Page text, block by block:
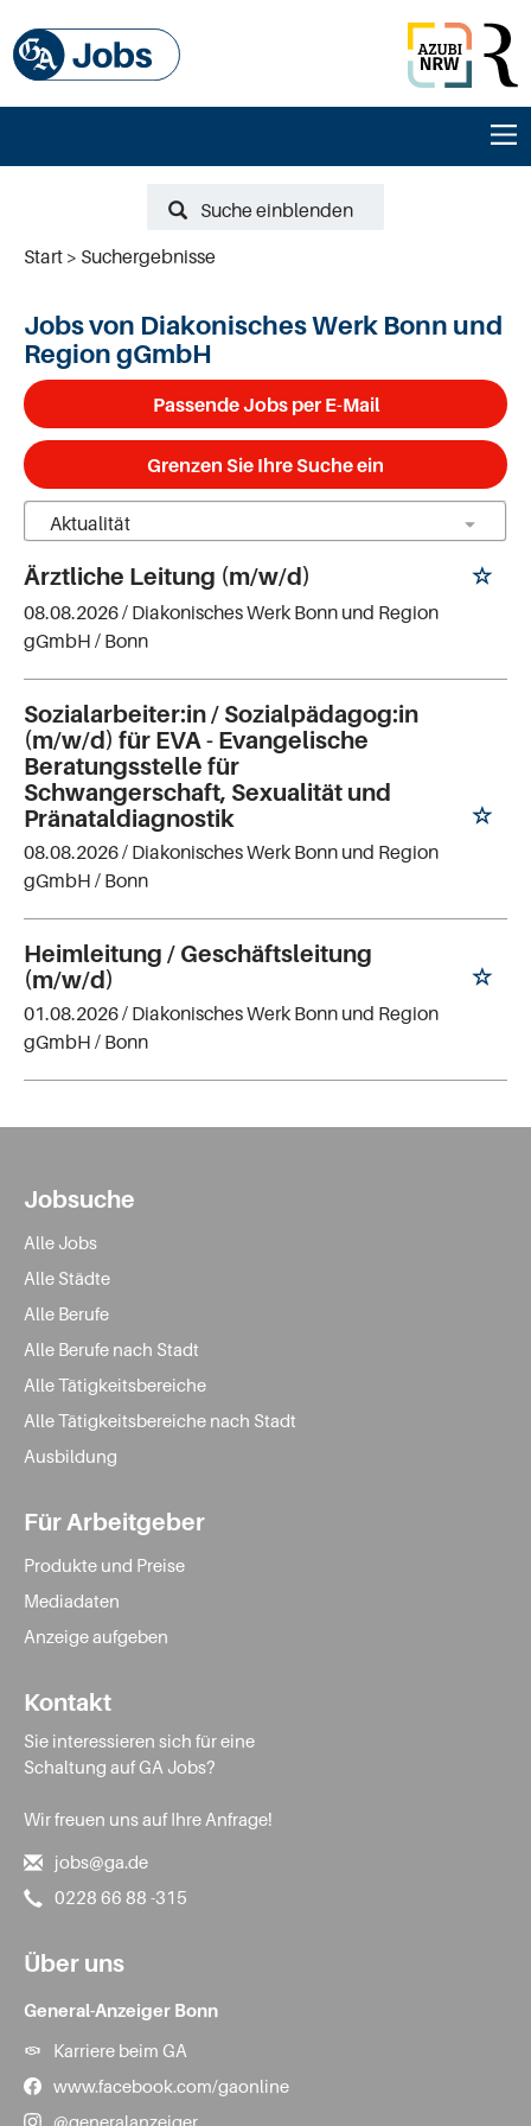
Suche einblenden
Start
Suchergebnisse
Jobs von Diakonisches Werk Bonn und
Region gGmbH
Passende Jobs per E-Mail
Grenzen Sie Ihre Suche ein
Ärztliche Leitung (m/w/d)
08.08.2026 / Diakonisches Werk Bonn und Region
gGmbH / Bonn
Sozialarbeiter:in / Sozialpädagog:in
(m/w/d) für EVA - Evangelische
Beratungsstelle für
Schwangerschaft, Sexualität und
Pränataldiagnostik
08.08.2026 / Diakonisches Werk Bonn und Region
gGmbH / Bonn
Heimleitung / Geschäftsleitung
(m/w/d)
01.08.2026 / Diakonisches Werk Bonn und Region
gGmbH / Bonn
Jobsuche
Alle Jobs
Alle Städte
Alle Berufe
Alle Berufe nach Stadt
Alle Tätigkeitsbereiche
Alle Tätigkeitsbereiche nach Stadt
Ausbildung
Für Arbeitgeber
Produkte und Preise
Mediadaten
Anzeige aufgeben
Kontakt
Sie interessieren sich für eine
Schaltung auf GA Jobs?
Wir freuen uns auf Ihre Anfrage!
jobs@ga.de
0228 66 88 -315
Über uns
General-Anzeiger Bonn
Karriere beim GA
www.facebook.com/gaonline